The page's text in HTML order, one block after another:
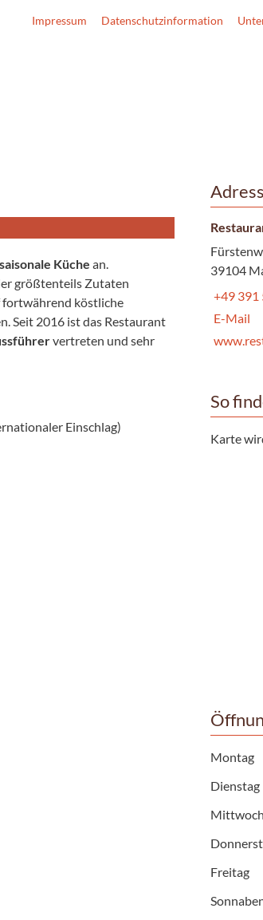
Impressum Datenschutzinformation
Küche an.
größtenteils Zutaten
fortwährend köstliche
Seit 2016 ist das Restaurant
vertreten und sehr
Einschlag)
39104
+49 391
E-Mail
So
Karte
Montag
Dienstag
Mittwoch
Freitag